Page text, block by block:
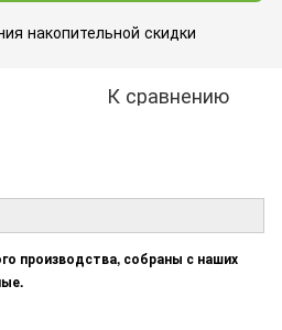
накопительной скидки
К сравнению
производства, собраны с наших